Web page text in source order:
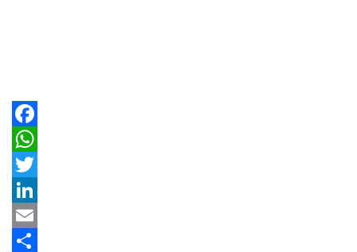
Facebook
WhatsApp
Twitter
LinkedIn
Email